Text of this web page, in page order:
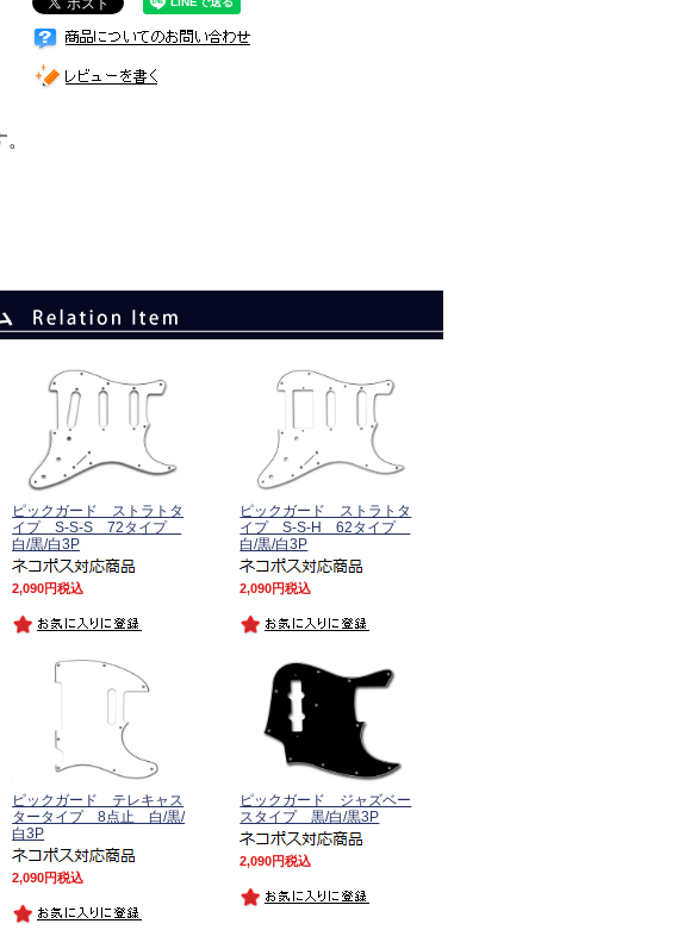
ピックガード ストラトタ
イプ S-S-S 72タイプ
白/黒/白3P
2,090 税込
ピックガード ストラトタ
イプ S-S-H 62タイプ
白/黒/白3P
2,090 税込
ピックガード テレキャス
タータイプ 8点止 白/黒/
白3P
2,090 税込
ピックガード ジャズベー
スタイプ 黒/白/黒3P
2,090 税込